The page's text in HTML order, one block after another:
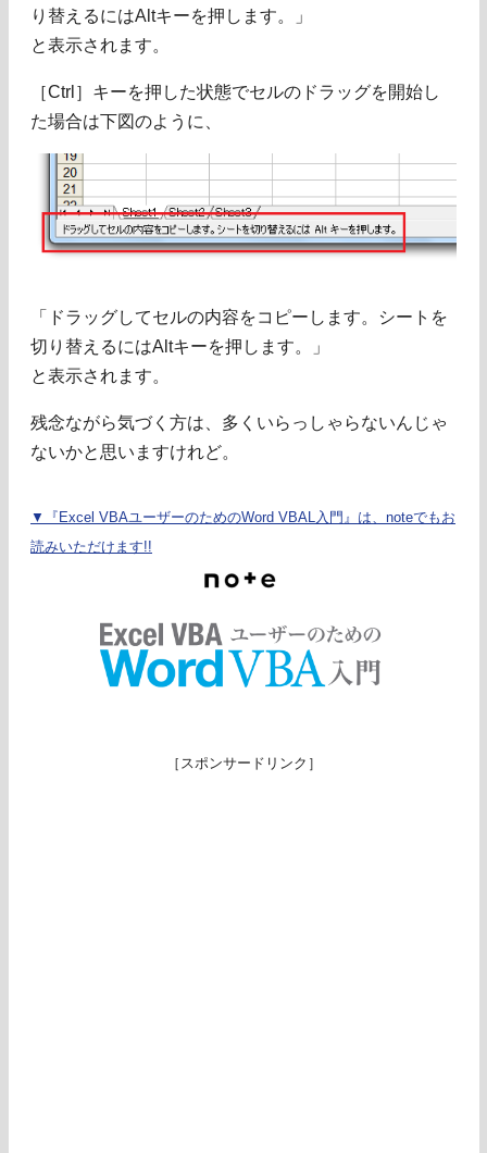
り替えるにはAltキーを押します。」
と表示されます。
［Ctrl］キーを押した状態でセルのドラッグを開始し
た場合は下図のように、
「ドラッグしてセルの内容をコピーします。シートを
切り替えるにはAltキーを押します。」
と表示されます。
残念ながら気づく方は、多くいらっしゃらないんじゃ
ないかと思いますけれど。
▼『Excel VBAユーザーのためのWord VBAL入門』は、noteでもお
読みいただけます!!
［スポンサードリンク］